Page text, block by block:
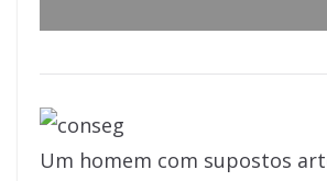
Um homem com supostos